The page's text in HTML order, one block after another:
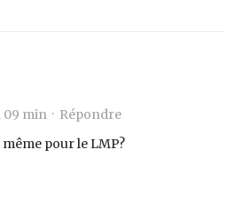
09 min · Répondre
pour le LMP?